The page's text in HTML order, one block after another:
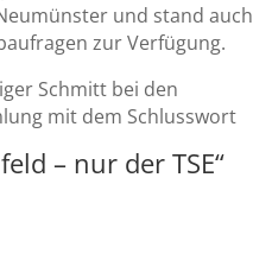
und stand auch
zur Verfügung.
Schmitt bei den
mit dem Schlusswort
– nur der TSE“